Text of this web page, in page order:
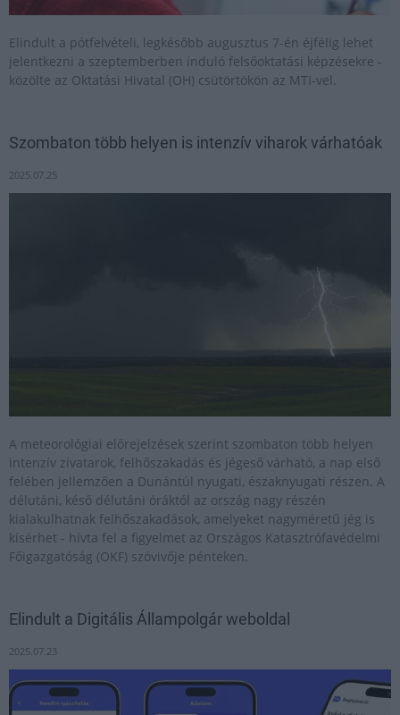
Elindult a pótfelvételi, legkésőbb augusztus 7-én éjfélig lehet
jelentkezni a szeptemberben induló felsőoktatási képzésekre -
közölte az Oktatási Hivatal (OH) csütörtökön az MTI-vel.
Szombaton több helyen is intenzív viharok várhatóak
2025.07.25
A meteorológiai előrejelzések szerint szombaton több helyen
intenzív zivatarok, felhőszakadás és jégeső várható, a nap első
felében jellemzően a Dunántúl nyugati, északnyugati részen. A
délutáni, késő délutáni óráktól az ország nagy részén
kialakulhatnak felhőszakadások, amelyeket nagyméretű jég is
kísérhet - hívta fel a figyelmet az Országos Katasztrófavédelmi
Főigazgatóság (OKF) szóvivője pénteken.
Elindult a Digitális Állampolgár weboldal
2025.07.23